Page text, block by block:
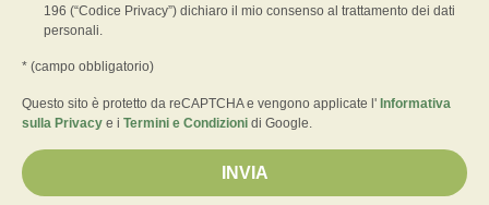
196 (“Codice Privacy”) dichiaro il mio consenso al trattamento dei dati
personali.
* (campo obbligatorio)
Questo sito è protetto da reCAPTCHA e vengono applicate l' Informativa
sulla Privacy e i Termini e Condizioni di Google.
INVIA